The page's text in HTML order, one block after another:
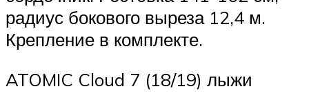
радиус бокового выреза 12,4 м.
Крепление в комплекте.
ATOMIC Cloud 7 (18/19) лыжи